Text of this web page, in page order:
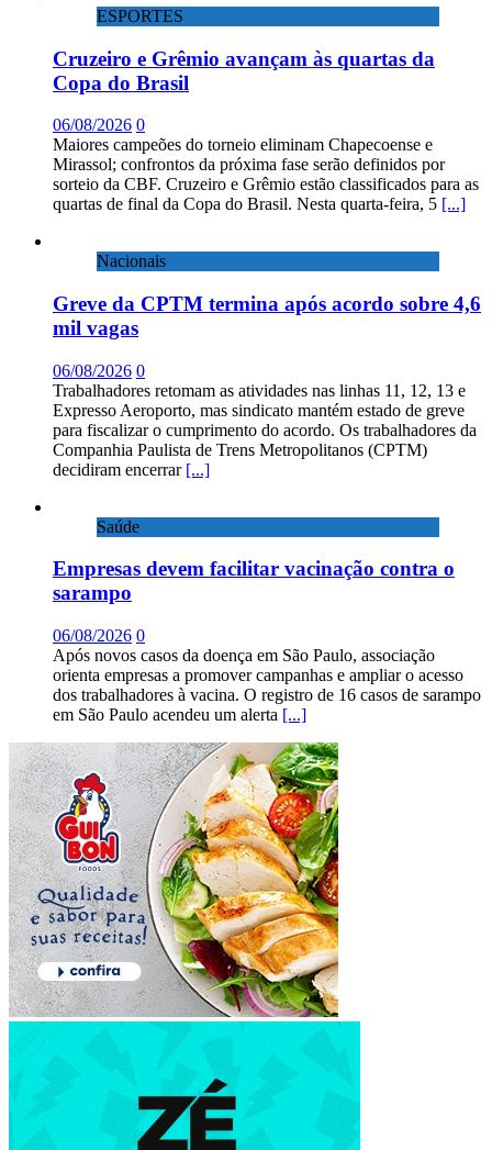
ESPORTES
Cruzeiro e Grêmio avançam às quartas da
Copa do Brasil
06/08/2026 0
Maiores campeões do torneio eliminam Chapecoense e
Mirassol; confrontos da próxima fase serão definidos por
sorteio da CBF. Cruzeiro e Grêmio estão classificados para as
quartas de final da Copa do Brasil. Nesta quarta-feira, 5 [...]
Nacionais
Greve da CPTM termina após acordo sobre 4,6
mil vagas
06/08/2026 0
Trabalhadores retomam as atividades nas linhas 11, 12, 13 e
Expresso Aeroporto, mas sindicato mantém estado de greve
para fiscalizar o cumprimento do acordo. Os trabalhadores da
Companhia Paulista de Trens Metropolitanos (CPTM)
decidiram encerrar [...]
Saúde
Empresas devem facilitar vacinação contra o
sarampo
06/08/2026 0
Após novos casos da doença em São Paulo, associação
orienta empresas a promover campanhas e ampliar o acesso
dos trabalhadores à vacina. O registro de 16 casos de sarampo
em São Paulo acendeu um alerta [...]